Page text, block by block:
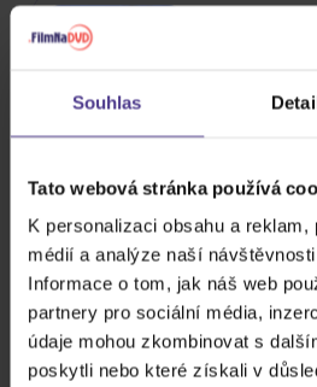
Souhlas
Tato webová stránka používá
K personalizaci obsahu a
médií a analýze naší
Informace o tom, jak náš web
partnery pro sociální média,
údaje mohou zkombinovat s
poskytli nebo které získali v
Kabát:
4CD
Skladem